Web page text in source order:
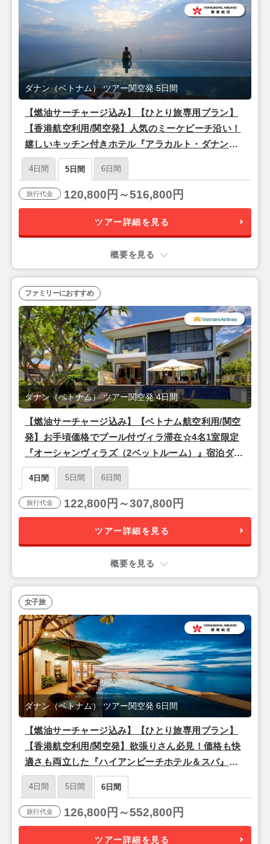
【燃油サーチャージ込み】【ひとり旅専用プラン】
【香港航空利用/関空発】人気のミーケビーチ沿い！
嬉しいキッチン付きホテル『アラカルト・ダナンビ
ーチ』滞在 ダナン3泊5日
ダナン（ベトナム） ツアー関空発 5日間
4日間 5日間 6日間
旅行代金 120,800円～516,800円
ツアー詳細を見る
概要を見る
【燃油サーチャージ込み】【ベトナム航空利用/関空
発】お手頃価格でプール付ヴィラ滞在☆4名1室限定
『オーシャンヴィラズ（2ベットルーム）』宿泊ダナ
ン2泊4日
ダナン（ベトナム） ツアー関空発 4日間
ファミリーにおすすめ
4日間 5日間 6日間
旅行代金 122,800円～307,800円
ツアー詳細を見る
概要を見る
【燃油サーチャージ込み】【ひとり旅専用プラン】
【香港航空利用/関空発】欲張りさん必見！価格も快
適さも両立した『ハイアンビーチホテル＆スパ』滞
在 ダナン4泊6日
ダナン（ベトナム） ツアー関空発 6日間
女子旅
4日間 5日間 6日間
旅行代金 126,800円～552,800円
ツアー詳細を見る